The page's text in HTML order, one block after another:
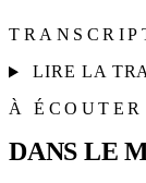
LIRE LA
À
DANS LE